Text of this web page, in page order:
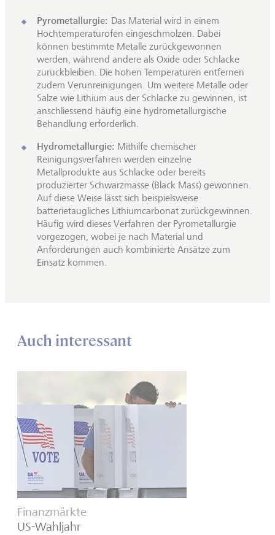
Pyrometallurgie: Das Material wird in einem
Hochtemperaturofen eingeschmolzen. Dabei
können bestimmte Metalle zurückgewonnen
werden, während andere als Oxide oder Schlacke
zurückbleiben. Die hohen Temperaturen entfernen
zudem Verunreinigungen. Um weitere Metalle oder
Salze wie Lithium aus der Schlacke zu gewinnen, ist
anschliessend häufig eine hydrometallurgische
Behandlung erforderlich.
Hydrometallurgie: Mithilfe chemischer
Reinigungsverfahren werden einzelne
Metallprodukte aus Schlacke oder bereits
produzierter Schwarzmasse (Black Mass) gewonnen.
Auf diese Weise lässt sich beispielsweise
batterietaugliches Lithiumcarbonat zurückgewinnen.
Häufig wird dieses Verfahren der Pyrometallurgie
vorgezogen, wobei je nach Material und
Anforderungen auch kombinierte Ansätze zum
Einsatz kommen.
Auch interessant
Finanzmärkte
US-Wahljahr